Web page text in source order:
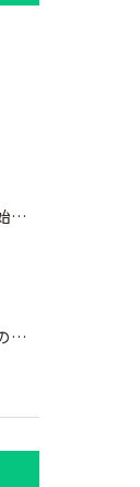
【羽村】夏期講習が始まりました
【塾長投稿】夏休みの過ごし方③